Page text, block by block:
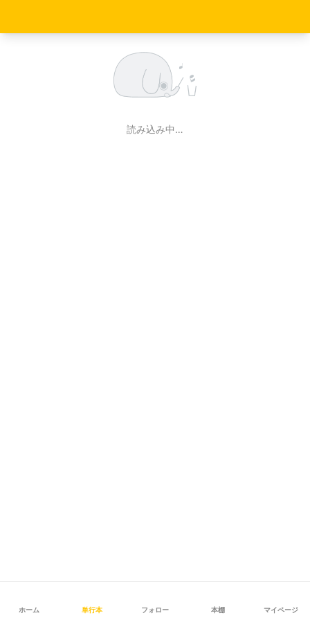
読み込み中…
ホーム 単行本 フォロー 本棚 マイページ